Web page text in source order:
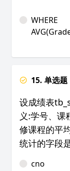
WHERE
15. 单选题
设成绩表
义:学号、课
修课程的平
统计的字段
cno